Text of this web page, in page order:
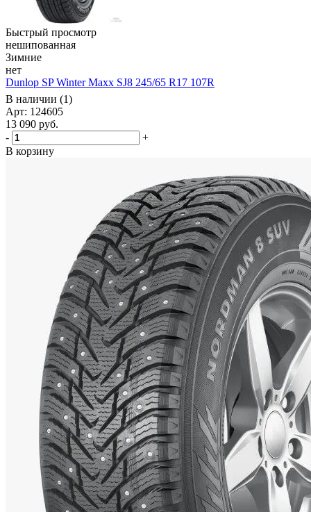
Быстрый просмотр
нешипованная
Зимние
нет
Dunlop SP Winter Maxx SJ8 245/65 R17 107R
В наличии (1)
Арт: 124605
13 090 руб.
-
+
В корзину